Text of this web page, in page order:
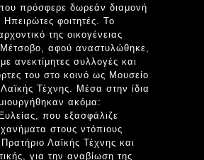
πρόσφερε δωρεάν διαμονή
Ηπειρώτες φοιτητές. Το
της οικογένειας
αφού αναστυλώθηκε,
ανεκτίμητες συλλογές και
του στο κοινό ως Μουσείο
Λαϊκής Τέχνης. Μέσα στην ίδια
ακόμα:
που εξασφάλιζε
στους ντόπιους
Λαϊκής Τέχνης και
για την αναβίωση της